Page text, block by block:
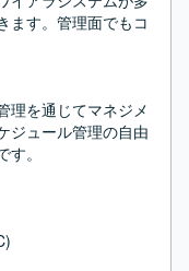
ます。管理面でもコ
理を通じてマネジメ
ジュール管理の自由
。